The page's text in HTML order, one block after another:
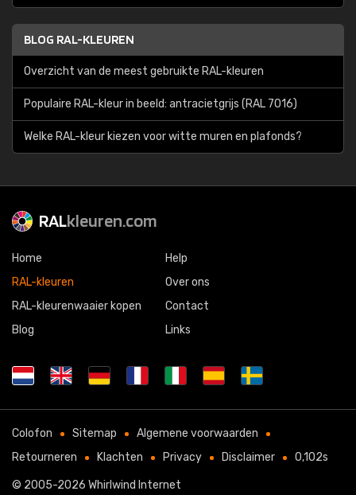
BLOG RAL-KLEUREN
Overzicht van de meest gebruikte RAL-kleuren
Populaire RAL-kleur in beeld: antracietgrijs (RAL 7016)
Welke RAL-kleur kiezen voor witte muren en plafonds?
RALkleuren.com
Home
RAL-kleuren
RAL-kleurenwaaier kopen
Blog
Help
Over ons
Contact
Links
Colofon Sitemap
Algemene voorwaarden
Retourneren
Klachten Privacy Disclaimer 0,102s
© 2005-2026 Whirlwind Internet